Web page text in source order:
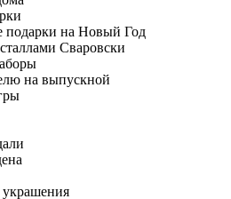
подарки на Новый Год
Сваровски
на выпускной